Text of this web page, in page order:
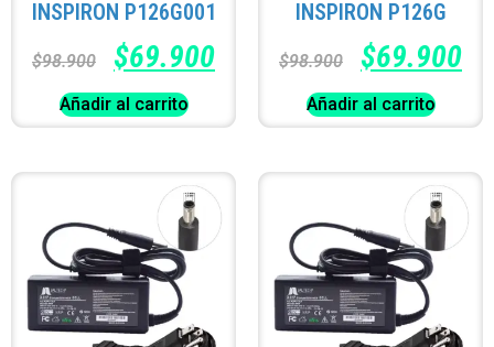
INSPIRON P126G001
$98.900 $69.900
Añadir al carrito
INSPIRON P126G
$98.900 $69.900
Añadir al carrito